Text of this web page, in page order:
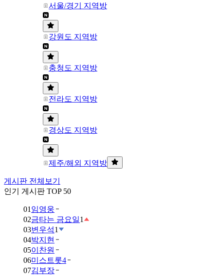
서울/경기 지역방
강원도 지역방
충청도 지역방
전라도 지역방
경상도 지역방
제주/해외 지역방
게시판 전체보기
인기 게시판 TOP 50
01 임영웅
02금타는 금요일1
03변우석1
04박지현
05이찬원
06미스트롯4
07김부장